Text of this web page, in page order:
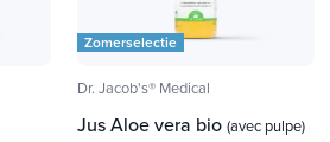
Zomerselectie
Dr. Jacob's® Medical
Jus Aloe vera bio (avec pulpe)